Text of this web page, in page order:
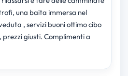
immersa nel
, servizi buoni ottimo cibo
prezzi giusti. Complimenti a